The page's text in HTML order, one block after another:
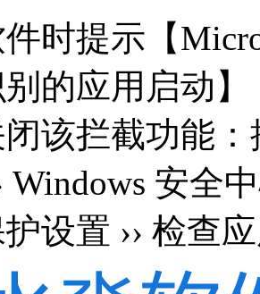
时提示【
的应用启动
该拦截功能：
Windows 安全
设置 ›› 检查